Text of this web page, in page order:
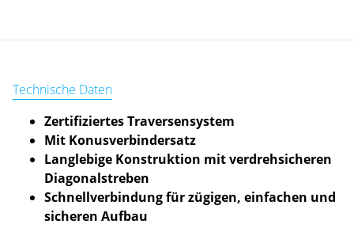
Technische Daten
Zertifiziertes Traversensystem
Mit Konusverbindersatz
Langlebige Konstruktion mit verdrehsicheren
Diagonalstreben
Schnellverbindung für zügigen, einfachen und
sicheren Aufbau